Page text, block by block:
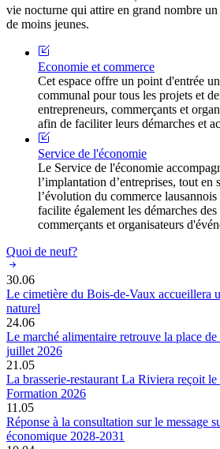
vie nocturne qui attire en grand nombre
de moins jeunes.
Economie et commerce
Cet espace offre un point d'entrée
communal pour tous les projets et
entrepreneurs, commerçants et
afin de faciliter leurs démarches et
Service de l'économie
Le Service de l'économie
l’implantation d’entreprises, tout en
l’évolution du commerce
facilite également les démarches des
commerçants et organisateurs
Quoi de neuf?
30.06
Le cimetière du Bois-de-Vaux accueillera
naturel
24.06
Le marché alimentaire retrouve la place
juillet 2026
21.05
La brasserie-restaurant La Riviera reçoit
Formation 2026
11.05
Réponse à la consultation sur le message
économique 2028-2031